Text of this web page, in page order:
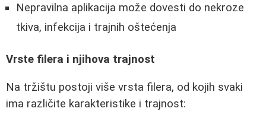
Nepravilna aplikacija može dovesti do nekroze
tkiva, infekcija i trajnih oštećenja
Vrste filera i njihova trajnost
Na tržištu postoji više vrsta filera, od kojih svaki
ima različite karakteristike i trajnost: